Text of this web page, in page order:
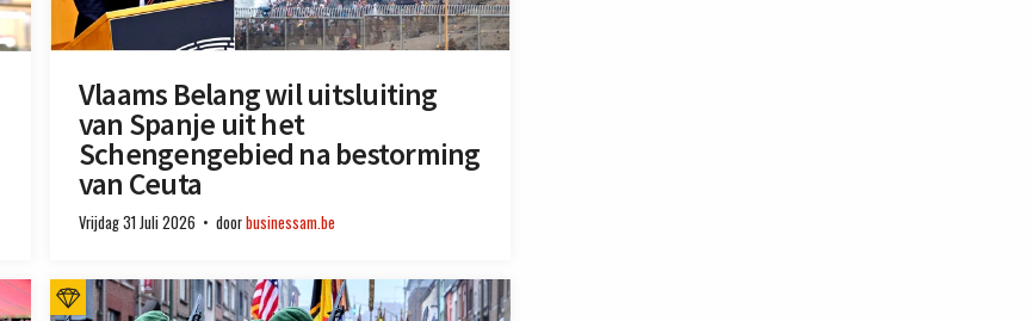
Vlaams Belang wil uitsluiting
van Spanje uit het
Schengengebied na bestorming
van Ceuta
Vrijdag 31 Juli 2026 doorbusinessam.be